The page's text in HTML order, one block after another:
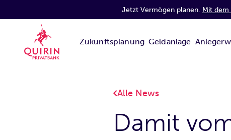
Jetzt Vermögen planen. Mit
Zukunftsplanung Geldanlage
Alle News
Damit